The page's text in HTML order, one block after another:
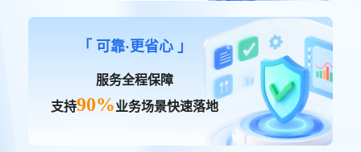
「 可靠·更省心 」
服务全程保障
支持90%业务场景快速落地